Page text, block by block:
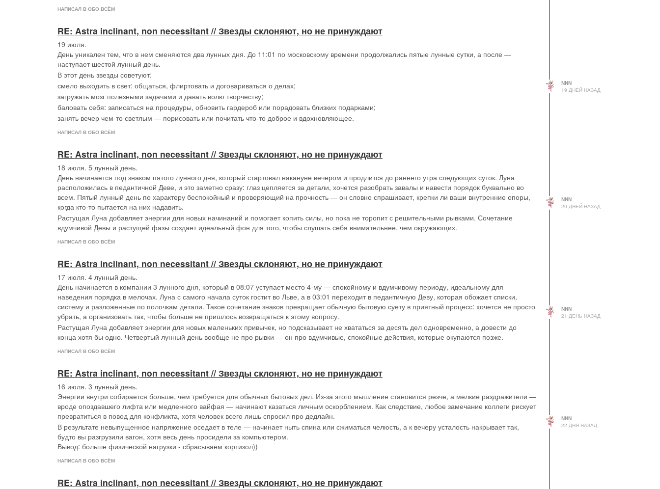
В восемнадцатый лунный день каждому из нас суждено увидеть зеркало своей души. У кого-то оно чистое и ровное. Кто-то увидит искаженное
отражение. А кому-то придется отчищать поверхность от налета, пятен и грязи.
В этот день поберегите почки и поясницу, не нагружайте желудок. Сегодня особенно рекомендуется голодание, так как в восемнадцатые сутки
оно приобретает целительных характер. Почистите почки, толстый и тонкий кишечник. Хорошие эффект будут иметь процедуры для кожи,
массаж, йога, посещение сауны или бани. Не стоит много спать.
НАПИСАЛ В ОБО ВСЁМ
RE: Astra inclinant, non necessitant // Звезды склоняют, но не принуждают
19 июля.
День уникален тем, что в нем сменяются два лунных дня. До 11:01 по московскому времени продолжались пятые лунные сутки, а после —
наступает шестой лунный день.
В этот день звезды советуют:
смело выходить в свет: общаться, флиртовать и договариваться о делах;
загружать мозг полезными задачами и давать волю творчеству;
баловать себя: записаться на процедуры, обновить гардероб или порадовать близких подарками;
занять вечер чем-то светлым — порисовать или почитать что-то доброе и вдохновляющее.
НАПИСАЛ В ОБО ВСЁМ
NNN
19 ДНЕЙ НАЗАД
RE: Astra inclinant, non necessitant // Звезды склоняют, но не принуждают
18 июля. 5 лунный день.
День начинается под знаком пятого лунного дня, который стартовал накануне вечером и продлится до раннего утра следующих суток. Луна
расположилась в педантичной Деве, и это заметно сразу: глаз цепляется за детали, хочется разобрать завалы и навести порядок буквально во
всем. Пятый лунный день по характеру беспокойный и проверяющий на прочность — он словно спрашивает, крепки ли ваши внутренние опоры,
когда кто-то пытается на них надавить.
Растущая Луна добавляет энергии для новых начинаний и помогает копить силы, но пока не торопит с решительными рывками. Сочетание
вдумчивой Девы и растущей фазы создает идеальный фон для того, чтобы слушать себя внимательнее, чем окружающих.
НАПИСАЛ В ОБО ВСЁМ
NNN
20 ДНЕЙ НАЗАД
RE: Astra inclinant, non necessitant // Звезды склоняют, но не принуждают
17 июля. 4 лунный день.
День начинается в компании 3 лунного дня, который в 08:07 уступает место 4-му — спокойному и вдумчивому периоду, идеальному для
наведения порядка в мелочах. Луна с самого начала суток гостит во Льве, а в 03:01 переходит в педантичную Деву, которая обожает списки,
систему и разложенные по полочкам детали. Такое сочетание знаков превращает обычную бытовую суету в приятный процесс: хочется не просто
убрать, а организовать так, чтобы больше не пришлось возвращаться к этому вопросу.
Растущая Луна добавляет энергии для новых маленьких привычек, но подсказывает не хвататься за десять дел одновременно, а довести до
конца хотя бы одно. Четвертый лунный день вообще не про рывки — он про вдумчивые, спокойные действия, которые окупаются позже.
НАПИСАЛ В ОБО ВСЁМ
NNN
21 ДЕНЬ НАЗАД
RE: Astra inclinant, non necessitant // Звезды склоняют, но не принуждают
16 июля. 3 лунный день.
Энергии внутри собирается больше, чем требуется для обычных бытовых дел. Из-за этого мышление становится резче, а мелкие раздражители —
вроде опоздавшего лифта или медленного вайфая — начинают казаться личным оскорблением. Как следствие, любое замечание коллеги рискует
превратиться в повод для конфликта, хотя человек всего лишь спросил про дедлайн.
В результате невыпущенное напряжение оседает в теле — начинает ныть спина или сжиматься челюсть, а к вечеру усталость накрывает так,
будто вы разгрузили вагон, хотя весь день просидели за компьютером.
Вывод: больше физической нагрузки - сбрасываем кортизол))
НАПИСАЛ В ОБО ВСЁМ
NNN
22 ДНЯ НАЗАД
RE: Astra inclinant, non necessitant // Звезды склоняют, но не принуждают